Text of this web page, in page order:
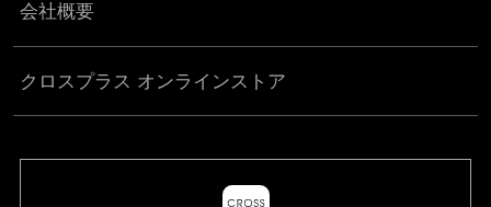
会社概要
クロスプラス オンラインストア